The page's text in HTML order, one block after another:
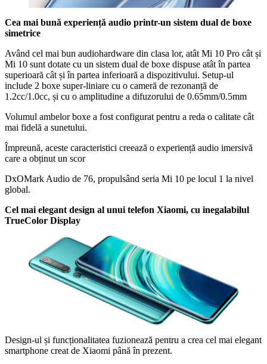
Cea mai bună experiență audio printr-un sistem dual de boxe
simetrice
Având cel mai bun audiohardware din clasa lor, atât Mi 10 Pro cât și
Mi 10 sunt dotate cu un sistem dual de boxe dispuse atât în partea
superioară cât și în partea inferioară a dispozitivului. Setup-ul
include 2 boxe super-liniare cu o cameră de rezonanță de
1.2cc/1.0cc, și cu o amplitudine a difuzorului de 0.65mm/0.5mm
Volumul ambelor boxe a fost configurat pentru a reda o calitate cât
mai fidelă a sunetului.
Împreună, aceste caracteristici creează o experiență audio imersivă
care a obținut un scor
DxOMark Audio de 76, propulsând seria Mi 10 pe locul 1 la nivel
global.
Cel mai elegant design al unui telefon Xiaomi, cu inegalabilul
TrueColor Display
Design-ul și funcționalitatea fuzionează pentru a crea cel mai elegant
smartphone creat de Xiaomi până în prezent.